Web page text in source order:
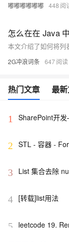
嘟嘟嘟嘟嘟嘟 448
怎么在在 Java
2G冲浪词条 647
热门文章 最
1
SharePoint开
2 STL - 容器 -
3 List 集合去除
4 [转载]list用法
5 leetcode 19.